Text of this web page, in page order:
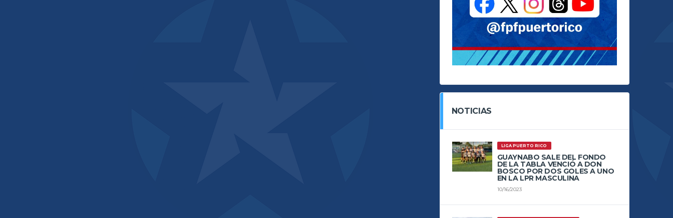
NOTICIAS
LIGA PUERTO RICO
GUAYNABO SALE DEL FONDO
DE LA TABLA VENCIÓ A DON
BOSCO POR DOS GOLES A UNO
EN LA LPR MASCULINA
10/16/2023